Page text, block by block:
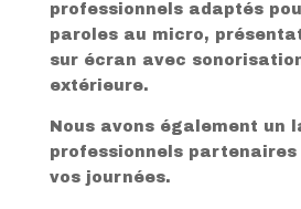
professionnels adaptés
paroles au micro,
sur écran avec
extérieure.
Nous avons également un
professionnels partenaires
vos journées.